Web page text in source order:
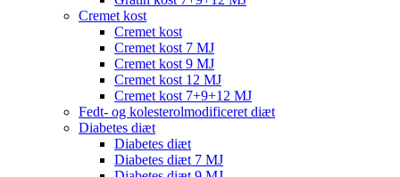
Cremet kost
Cremet kost
Cremet kost 7 MJ
Cremet kost 9 MJ
Cremet kost 12 MJ
Cremet kost 7+9+12 MJ
Fedt- og kolesterolmodificeret diæt
Diabetes diæt
Diabetes diæt
Diabetes diæt 7 MJ